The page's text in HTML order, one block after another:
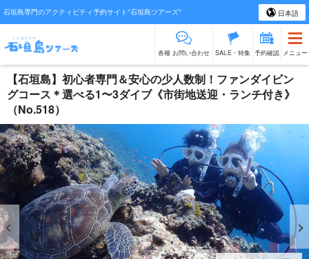
石垣島専門のアクティビティ予約サイト"石垣島ツアーズ" 日本語
各種 お問い合わせ SALE・特集 予約確認 メニュー
【石垣島】初心者専門＆安心の少人数制！ファンダイビン
グコース＊選べる1〜3ダイブ《市街地送迎・ランチ付き》
（No.518）